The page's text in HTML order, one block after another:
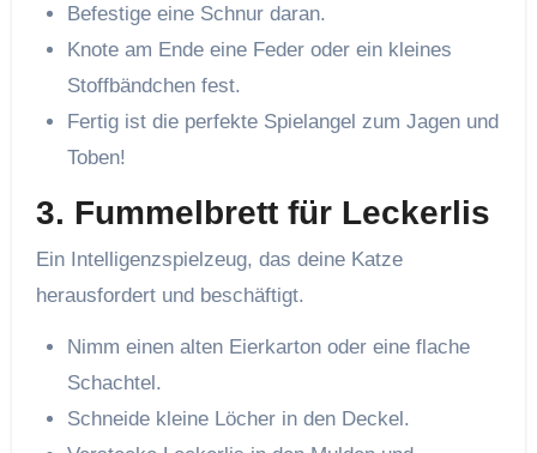
Befestige eine Schnur daran.
Knote am Ende eine Feder oder ein kleines
Stoffbändchen fest.
Fertig ist die perfekte Spielangel zum Jagen und
Toben!
3. Fummelbrett für Leckerlis
Ein Intelligenzspielzeug, das deine Katze
herausfordert und beschäftigt.
Nimm einen alten Eierkarton oder eine flache
Schachtel.
Schneide kleine Löcher in den Deckel.